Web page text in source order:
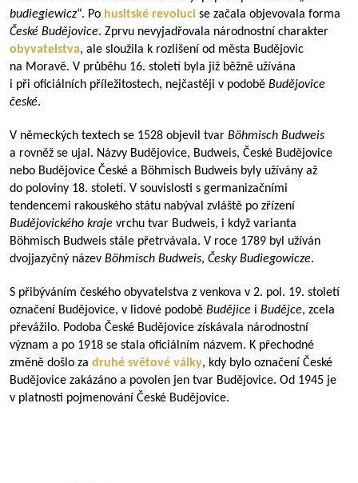
budiegiewicz“. Po husitské revoluci se začala objevovala forma
České Budějovice. Zprvu nevyjadřovala národnostní charakter
obyvatelstva, ale sloužila k rozlišení od města Budějovic
na Moravě. V průběhu 16. století byla již běžně užívána
i při oficiálních příležitostech, nejčastěji v podobě Budějovice
české.
V německých textech se 1528 objevil tvar Böhmisch Budweis
a rovněž se ujal. Názvy Budějovice, Budweis, České Budějovice
nebo Budějovice České a Böhmisch Budweis byly užívány až
do poloviny 18. století. V souvislosti s germanizačními
tendencemi rakouského státu nabýval zvláště po zřízení
Budějovického kraje vrchu tvar Budweis, i když varianta
Böhmisch Budweis stále přetrvávala. V roce 1789 byl užíván
dvojjazyčný název Böhmisch Budweis, Česky Budiegowicze.
S přibýváním českého obyvatelstva z venkova v 2. pol. 19. století
označení Budějovice, v lidové podobě Budějice i Budějce, zcela
převážilo. Podoba České Budějovice získávala národnostní
význam a po 1918 se stala oficiálním názvem. K přechodné
změně došlo za druhé světové války, kdy bylo označení České
Budějovice zakázáno a povolen jen tvar Budějovice. Od 1945 je
v platnosti pojmenování České Budějovice.